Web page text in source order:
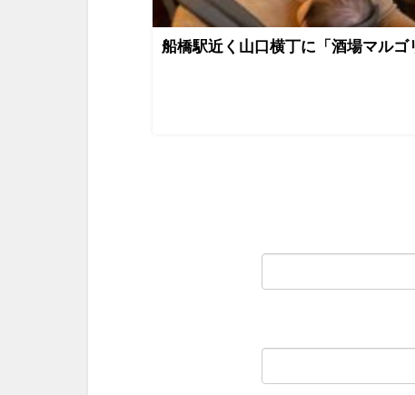
船橋駅近く山口横丁に「酒場マル